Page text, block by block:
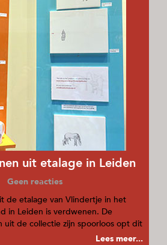
uit etalage in Leiden
Geen reacties
de etalage van Vlindertje in het
in Leiden is verdwenen. De
uit de collectie zijn spoorloos opt dit
Lees meer...